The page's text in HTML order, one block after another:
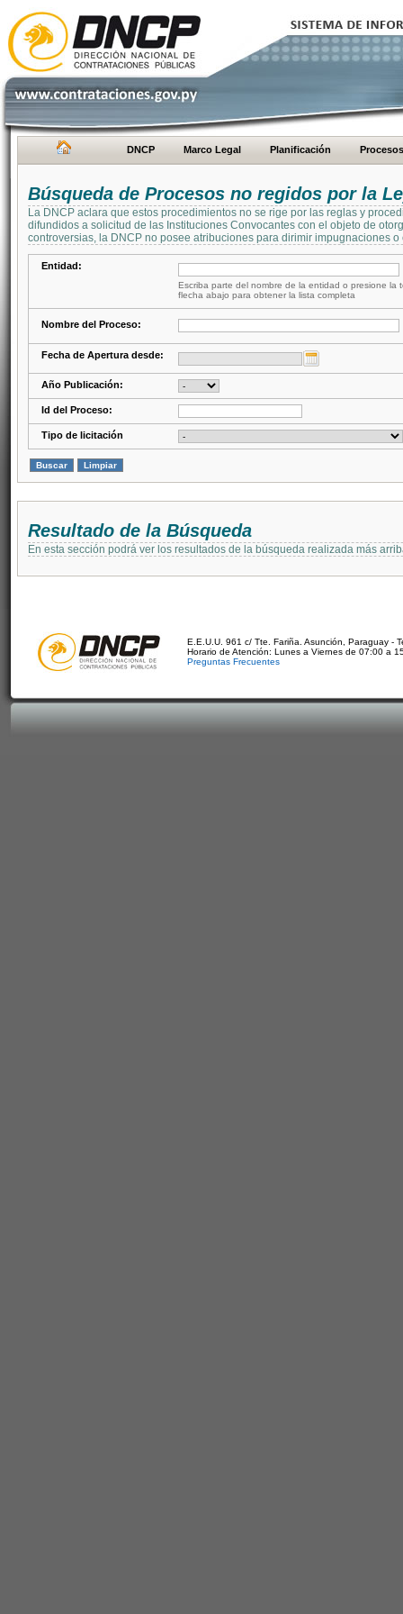
DNCP Marco Legal Planificación Procesos
Búsqueda de Procesos no regidos por la
La DNCP aclara que estos procedimientos no se rige por las reglas y
difundidos a solicitud de las Instituciones Convocantes con el objeto de
controversias, la DNCP no posee atribuciones para dirimir impugnaciones
Entidad:
Escriba parte del nombre de la entidad o presione la
flecha abajo para obtener la lista completa
Nombre del Proceso:
Fecha de Apertura desde:
Año Publicación:
Id del Proceso:
Tipo de licitación
Resultado de la Búsqueda
En esta sección podrá ver los resultados de la búsqueda realizada más
E.E.U.U. 961 c/ Tte. Fariña. Asunción, Paraguay -
Horario de Atención: Lunes a Viernes de 07:00 a
Preguntas Frecuentes